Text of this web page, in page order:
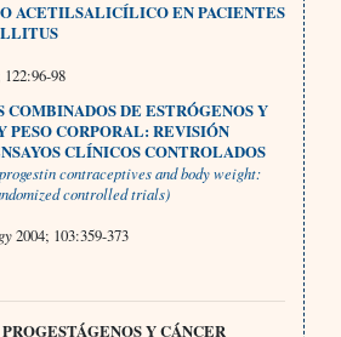
ACETILSALICÍLICO EN PACIENTES
98
COMBINADOS DEESTRÓGENOS Y
PESO CORPORAL: REVISIÓN
CLÍNICOS CONTROLADOS
contraceptives and body weight:
controlled trials)
2004; 103:359-373
Y CÁNCER